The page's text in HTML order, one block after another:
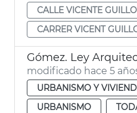
CALLE VICENTE
CARRER VICENT
Gómez. Ley
modificado hace 5
URBANISMO Y
URBANISMO